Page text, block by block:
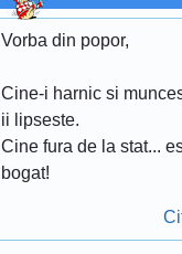
Vorba din popor,
Cine-i harnic si
ii lipseste.
Cine fura de la stat...
bogat!